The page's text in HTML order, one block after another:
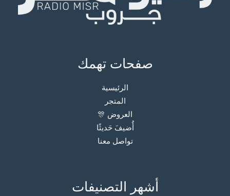
صفحات تهمك
الرئيسية
المتجر
العروض 🎊
أُضيفَ حَديثًا
تواصل معنا
أشهر التصنيفات